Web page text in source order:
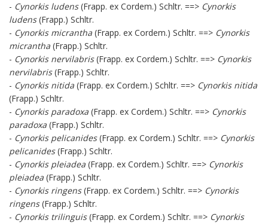
- Cynorkis ludens(Frapp. ex Cordem.) Schltr. ==> Cynorkis
ludens(Frapp.) Schltr.
- Cynorkis micrantha (Frapp. ex Cordem.) Schltr. ==> Cynorkis
micrantha (Frapp.) Schltr.
- Cynorkis nervilabris(Frapp. ex Cordem.) Schltr. ==> Cynorkis
nervilabris(Frapp.) Schltr.
- Cynorkis nitida (Frapp. ex Cordem.) Schltr. ==> Cynorkis nitida
(Frapp.) Schltr.
- Cynorkis paradoxa (Frapp. ex Cordem.) Schltr. ==> Cynorkis
paradoxa (Frapp.) Schltr.
- Cynorkis pelicanides(Frapp. ex Cordem.) Schltr. ==> Cynorkis
pelicanides(Frapp.) Schltr.
- Cynorkis pleiadea (Frapp. ex Cordem.) Schltr. ==> Cynorkis
pleiadea (Frapp.) Schltr.
- Cynorkis ringens(Frapp. ex Cordem.) Schltr. ==> Cynorkis
ringens(Frapp.) Schltr.
- Cynorkis trilinguis(Frapp. ex Cordem.) Schltr. ==> Cynorkis